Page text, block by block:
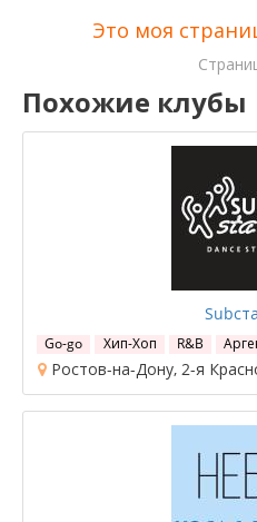
Это моя
Похожие клубы
Go-go Хип-Хоп R&B
Ростов-на-Дону, 2-я